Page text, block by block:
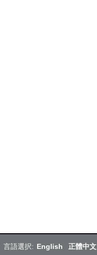
言語選択: English 正體中文